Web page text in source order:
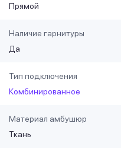
Прямой
Наличие гарнитуры
Да
Тип подключения
Комбинированное
Материал амбушюр
Ткань